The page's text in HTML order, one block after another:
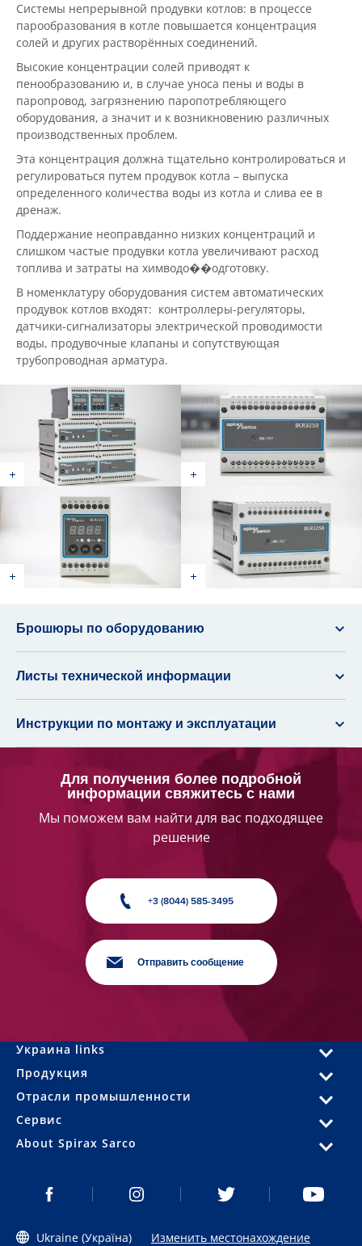
Системы непрерывной продувки котлов: в процессе
парообразования в котле повышается концентрация
солей и других растворённых соединений.
Высокие концентрации солей приводят к
пенообразованию и, в случае уноса пены и воды в
паропровод, загрязнению паропотребляющего
оборудования, а значит и к возникновению различных
производственных проблем.
Эта концентрация должна тщательно контролироваться и
регулироваться путем продувок котла – выпуска
определенного количества воды из котла и слива ее в
дренаж.
Поддержание неоправданно низких концентраций и
слишком частые продувки котла увеличивают расход
топлива и затраты на химводо��одготовку.
В номенклатуру оборудования систем автоматических
продувок котлов входят: контроллеры-регуляторы,
датчики-сигнализаторы электрической проводимости
воды, продувочные клапаны и сопутствующая
трубопроводная арматура.
Брошюры по оборудованию
Листы технической информации
Инструкции по монтажу и эксплуатации
Для получения более подробной
информации свяжитесь с нами
Мы поможем вам найти для вас подходящее
решение
+3 (8044) 585-3495
Отправить сообщение
Украина links
Продукция
Отрасли промышленности
Сервис
About Spirax Sarco
Ukraine (Україна) Изменить местонахождение